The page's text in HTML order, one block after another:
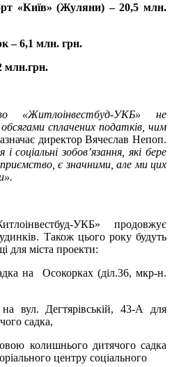
«Київ» (Жуляни) – 20,5 млн.
– 6,1 млн. грн.
млн.грн.
«Житлоінвестбуд-УКБ» не
сплачених податків, чим
директор Вячеслав Непоп.
зобов’язання, які бере
є значними, але ми цих
УКБ» продовжує
Також цього року будуть
для міста проекти:
на Осокорках (діл.36, мкр-н.
вул. Дегтярівській, 43-А для
садка,
колишнього дитячого садка
центру соціального